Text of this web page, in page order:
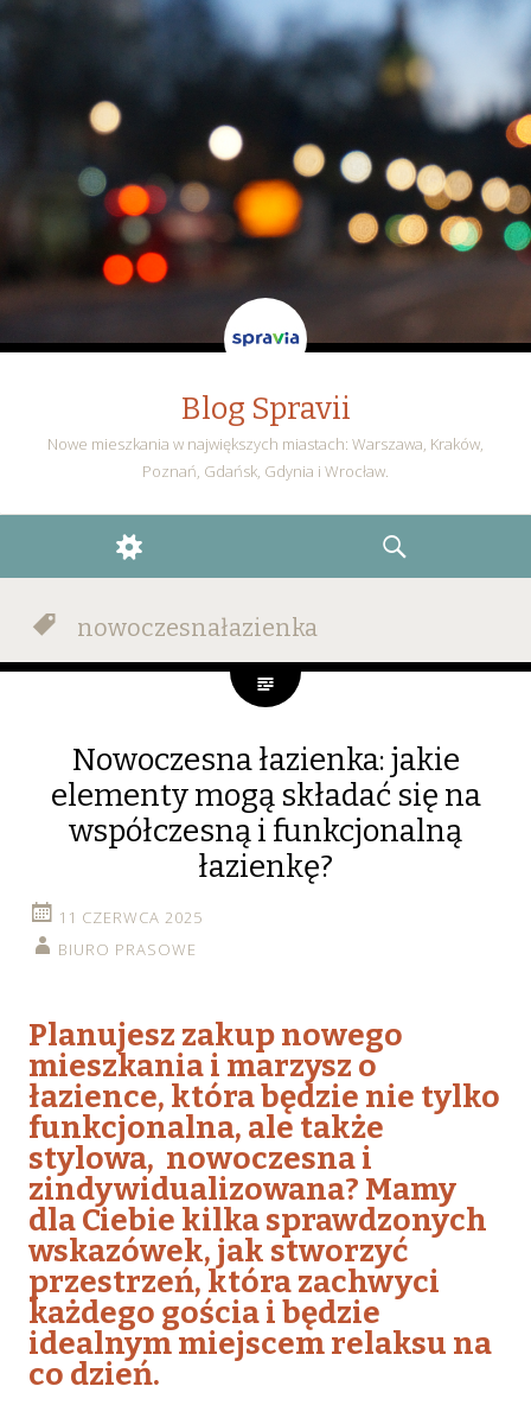
Blog Spravii
Nowe mieszkania w największych miastach: Warszawa, Kraków,
Poznań, Gdańsk, Gdynia i Wrocław.
WIDGETS
SEARCH
nowoczesnałazienka
Nowoczesna łazienka: jakie
elementy mogą składać się na
współczesną i funkcjonalną
łazienkę?
11 CZERWCA 2025
BIURO PRASOWE
Planujesz zakup nowego
mieszkania i marzysz o
łazience, która będzie nie tylko
funkcjonalna, ale także
stylowa, nowoczesna i
zindywidualizowana? Mamy
dla Ciebie kilka sprawdzonych
wskazówek, jak stworzyć
przestrzeń, która zachwyci
każdego gościa i będzie
idealnym miejscem relaksu na
co dzień.